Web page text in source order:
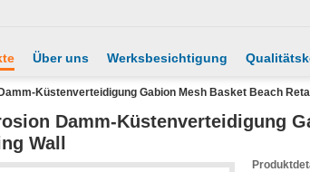
Über uns Werksbesichtigung
Küstenverteidigung Gabion Mesh Basket Beach
Damm-Küstenverteidigung
Wall